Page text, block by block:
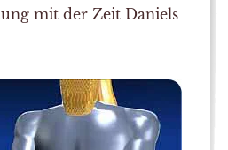
mit der Zeit Daniels